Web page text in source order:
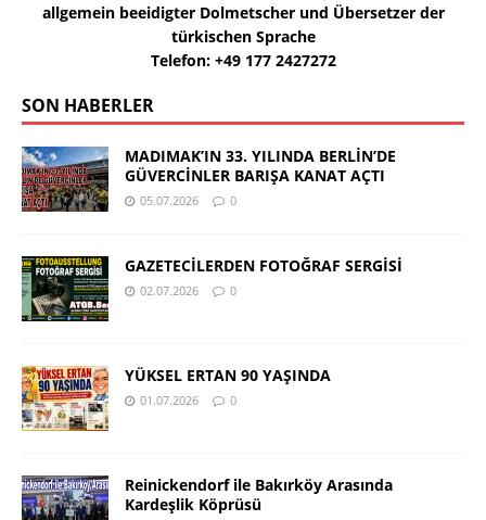
allgemein beeidigter Dolmetscher und Übersetzer der
türkischen Sprache
Telefon: +49 177 2427272
SON HABERLER
MADIMAK’IN 33. YILINDA BERLİN’DE
GÜVERCİNLER BARIŞA KANAT AÇTI
05.07.2026 0
GAZETECİLERDEN FOTOĞRAF SERGİSİ
02.07.2026 0
YÜKSEL ERTAN 90 YAŞINDA
01.07.2026 0
Reinickendorf ile Bakırköy Arasında
Kardeşlik Köprüsü